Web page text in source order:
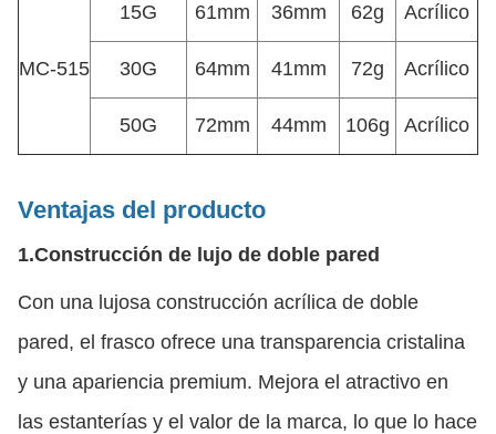
MC-515
15G 61mm 36mm 62g Acrílico
30G 64mm 41mm 72g Acrílico
50G 72mm 44mm 106g Acrílico
Ventajas del producto
1.Construcción de lujo de doble pared
Con una lujosa construcción acrílica de doble
pared, el frasco ofrece una transparencia cristalina
y una apariencia premium. Mejora el atractivo en
las estanterías y el valor de la marca, lo que lo hace